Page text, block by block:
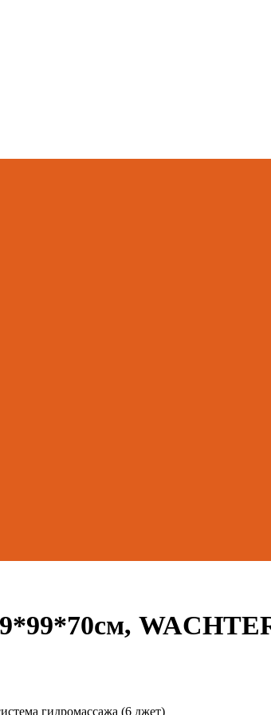
гидромассажа (6 джет)